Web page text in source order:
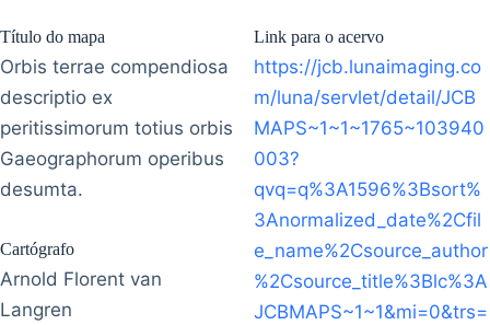
Título do mapa
Orbis terrae compendiosa
descriptio ex
peritissimorum totius orbis
Gaeographorum operibus
desumta.
Cartógrafo
Arnold Florent van
Langren
Link para o acervo
https://jcb.lunaimaging.co
m/luna/servlet/detail/JCB
MAPS~1~1~1765~103940
003?
qvq=q%3A1596%3Bsort%
3Anormalized_date%2Cfil
e_name%2Csource_author
%2Csource_title%3Blc%3A
JCBMAPS~1~1&mi=0&trs=